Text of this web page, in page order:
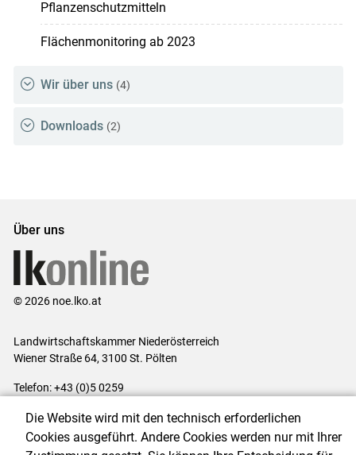
Pflanzenschutzmitteln
Flächenmonitoring ab 2023
Wir über uns (4)
Downloads (2)
Über uns
© 2026 noe.lko.at
Landwirtschaftskammer Niederösterreich
Wiener Straße 64, 3100 St. Pölten
Telefon: +43 (0)5 0259
Impressum|Kontakt|Datenschutzerklärung|Barrierefreiheit|
Cookie-Einstellungen
Die Website wird mit den technisch erforderlichen
Cookies ausgeführt. Andere Cookies werden nur mit Ihrer